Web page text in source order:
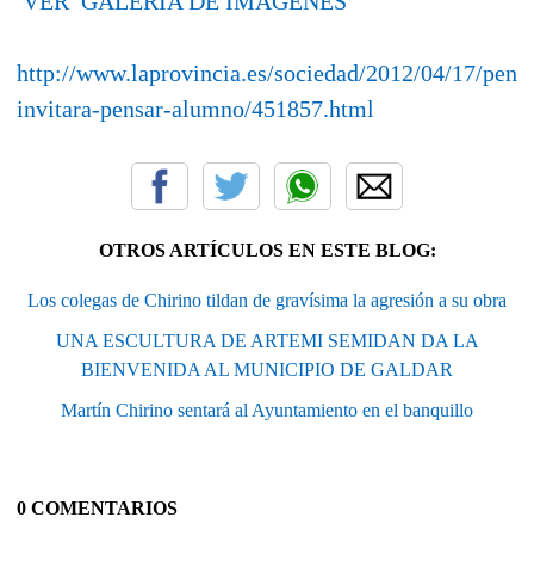
http://www.laprovincia.es/sociedad/2012/04/17/
invitara-pensar-alumno/451857.html
OTROS ARTÍCULOS EN ESTE BLOG:
Los colegas de Chirino tildan de gravísima la agresión a su obra
UNA ESCULTURA DE ARTEMI SEMIDAN DA LA
BIENVENIDA AL MUNICIPIO DE GALDAR
Martín Chirino sentará al Ayuntamiento en el banquillo
0 COMENTARIOS